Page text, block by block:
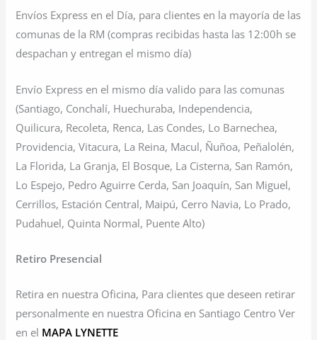
Envíos Express en el Día, para clientes en la mayoría de las
comunas de la RM (compras recibidas hasta las 12:00h se
despachan y entregan el mismo día)
Envío Express en el mismo día valido para las comunas
(Santiago, Conchalí, Huechuraba, Independencia,
Quilicura, Recoleta, Renca, Las Condes, Lo Barnechea,
Providencia, Vitacura, La Reina, Macul, Ñuñoa, Peñalolén,
La Florida, La Granja, El Bosque, La Cisterna, San Ramón,
Lo Espejo, Pedro Aguirre Cerda, San Joaquín, San Miguel,
Cerrillos, Estación Central, Maipú, Cerro Navia, Lo Prado,
Pudahuel, Quinta Normal, Puente Alto)
Retiro Presencial
Retira en nuestra Oficina, Para clientes que deseen retirar
personalmente en nuestra Oficina en Santiago Centro Ver
en el MAPA LYNETTE